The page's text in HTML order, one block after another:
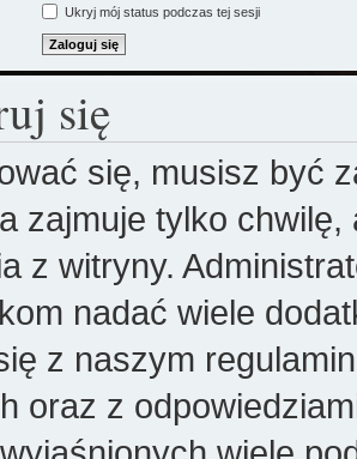
Ukryj mój status podczas tej sesji
się
się, musisz być
zajmuje tylko
z witryny.
nadać wiele
z naszym
oraz z